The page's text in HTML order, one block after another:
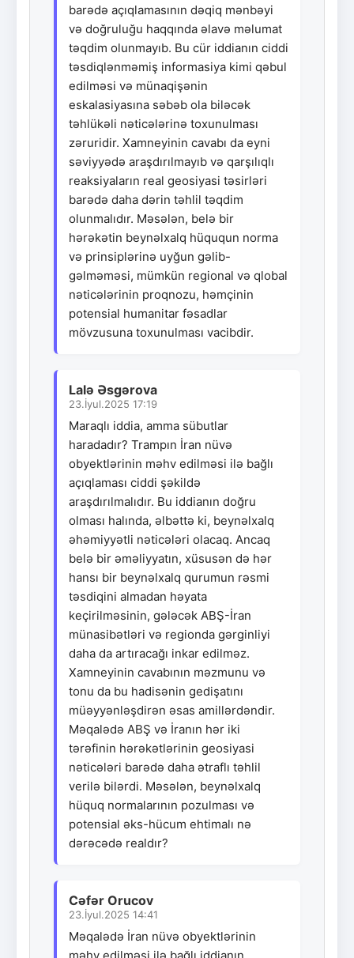
barədə açıqlamasının dəqiq mənbəyi
və doğruluğu haqqında əlavə məlumat
təqdim olunmayıb. Bu cür iddianın ciddi
təsdiqlənməmiş informasiya kimi qəbul
edilməsi və münaqişənin
eskalasiyasına səbəb ola biləcək
təhlükəli nəticələrinə toxunulması
zəruridir. Xamneyinin cavabı da eyni
səviyyədə araşdırılmayıb və qarşılıqlı
reaksiyaların real geosiyasi təsirləri
barədə daha dərin təhlil təqdim
olunmalıdır. Məsələn, belə bir
hərəkətin beynəlxalq hüququn norma
və prinsiplərinə uyğun gəlib-
gəlməməsi, mümkün regional və qlobal
nəticələrinin proqnozu, həmçinin
potensial humanitar fəsadlar
mövzusuna toxunulması vacibdir.
Lalə Əsgərova
23.İyul.2025 17:19
Maraqlı iddia, amma sübutlar
haradadır? Trampın İran nüvə
obyektlərinin məhv edilməsi ilə bağlı
açıqlaması ciddi şəkildə
araşdırılmalıdır. Bu iddianın doğru
olması halında, əlbəttə ki, beynəlxalq
əhəmiyyətli nəticələri olacaq. Ancaq
belə bir əməliyyatın, xüsusən də hər
hansı bir beynəlxalq qurumun rəsmi
təsdiqini almadan həyata
keçirilməsinin, gələcək ABŞ-İran
münasibətləri və regionda gərginliyi
daha da artıracağı inkar edilməz.
Xamneyinin cavabının məzmunu və
tonu da bu hadisənin gedişatını
müəyyənləşdirən əsas amillərdəndir.
Məqalədə ABŞ və İranın hər iki
tərəfinin hərəkətlərinin geosiyasi
nəticələri barədə daha ətraflı təhlil
verilə bilərdi. Məsələn, beynəlxalq
hüquq normalarının pozulması və
potensial əks-hücum ehtimalı nə
dərəcədə realdır?
Cəfər Orucov
23.İyul.2025 14:41
Məqalədə İran nüvə obyektlərinin